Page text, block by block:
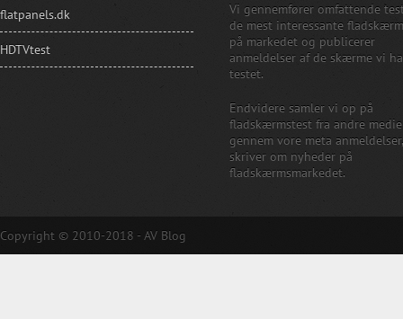
flatpanels.dk
HDTVtest
Vi gennemfører omfattende
de mest interessante
på markedet og publicerer
anmeldelser af de skærme vi
testet.
Endvidere samler vi op på
fladskærmstest fra andre
gennem vore meta
skriver om nyheder på
fladskærmsmarkedet.
Copyright © 2010-2018 - AV Blog